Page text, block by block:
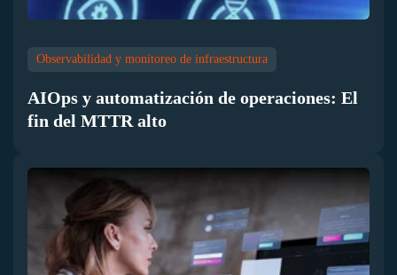
Observabilidad y monitoreo de infraestructura
AIOps y automatización de operaciones: El
fin del MTTR alto